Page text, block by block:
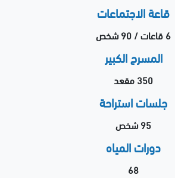
قاعة الاجتماعات
6 قاعات / 90 شخص
المسرح الكبير
350 مقعد
جلسات استراحة
95 شخص
دورات المياه
68